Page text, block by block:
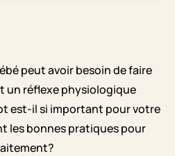
peut avoir besoin de faire
un réflexe physiologique
est-il si important pour votre
les bonnes pratiques pour